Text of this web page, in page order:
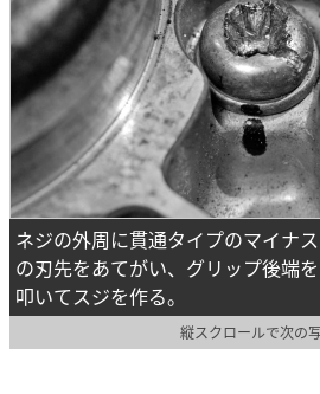
ネジの外周に貫通タイプのマイナ
の刃先をあてがい、グリップ後端
叩いてスジを作る。
縦スクロールで次の